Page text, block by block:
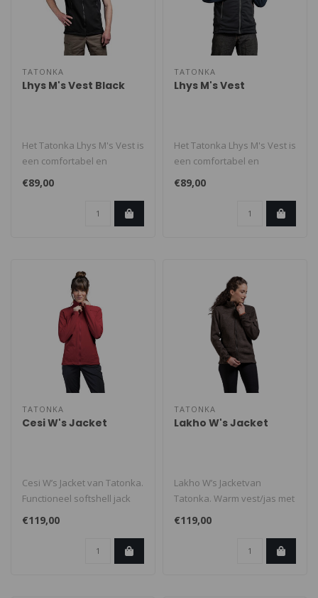
TATONKA
Lhys M's Vest Black
Het Tatonka Lhys M's Vest is
een comfortabel en
milieuvriendelijk herenvest,
gem..
€89,00
TATONKA
Lhys M's Vest
Het Tatonka Lhys M's Vest is
een comfortabel en
milieuvriendelijk herenvest,
gem..
€89,00
TATONKA
Cesi W's Jacket
Cesi W’s Jacket van Tatonka.
Functioneel softshell jack
met verstelbare hoge k..
€119,00
TATONKA
Lakho W's Jacket
Lakho W’s Jacketvan
Tatonka. Warm vest/jas met
opstaande kraag. Gemaakt
van T-..
€119,00